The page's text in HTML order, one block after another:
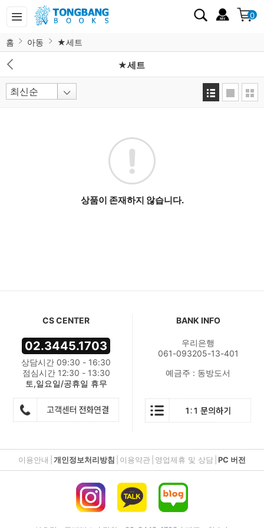
0
홈 아동 ★세트
★세트
상품이 존재하지 않습니다.
CS CENTER
02.3445.1703
상담시간 09:30 - 16:30
점심시간 12:30 - 13:30
토,일요일/공휴일 휴무
BANK INFO
우리은행
061-093205-13-401
예금주 : 동방도서
이용안내 개인정보처리방침 이용약관 영업제휴 및 상담 PC 버전